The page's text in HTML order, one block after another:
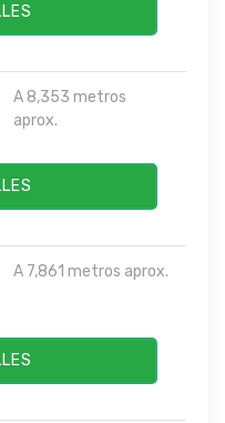
A 8,353 metros
aprox.
A 7,861 metros aprox.